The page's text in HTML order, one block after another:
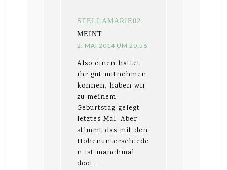
STELLAMARIE02
MEINT
2. MAI 2014 UM 20:56
Also einen hättet
ihr gut mitnehmen
können, haben wir
zu meinem
Geburtstag gelegt
letztes Mal. Aber
stimmt das mit den
Höhenunterschiede
n ist manchmal
doof.